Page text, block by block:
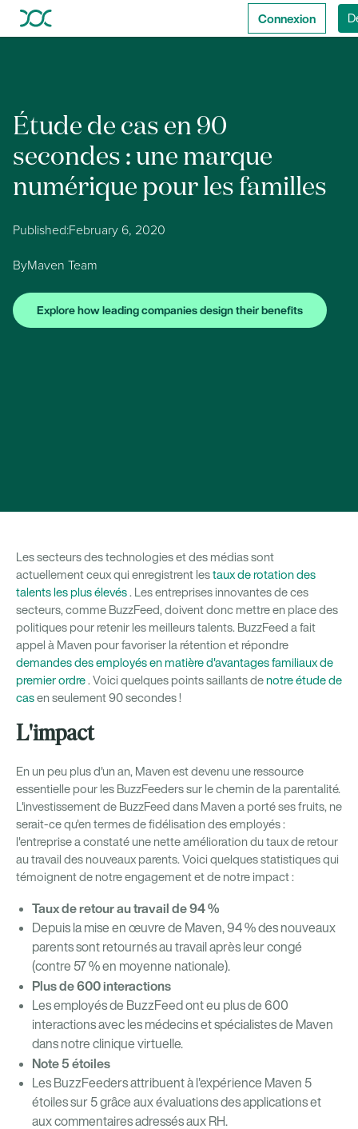
Connexion
Étude de cas en 90
secondes : une marque
numérique pour les familles
Published:February 6, 2020
ByMaven Team
Explore how leading companies design their benefits
Les secteurs des technologies et des médias sont
actuellement ceux qui enregistrent lestaux de rotation des
talents les plus élevés. Les entreprises innovantes de ces
secteurs, comme BuzzFeed, doivent donc mettre en place des
politiques pour retenir les meilleurs talents. BuzzFeed a fait
appel à Maven pour favoriser la rétention et répondre
demandes des employés en matière d'avantages familiaux de
premier ordre. Voici quelques points saillants denotre étude de
casen seulement 90 secondes !
L'impact
En un peu plus d'un an, Maven est devenu une ressource
essentielle pour les BuzzFeeders sur le chemin de la parentalité.
L'investissement de BuzzFeed dans Maven a porté ses fruits, ne
serait-ce qu'en termes de fidélisation des employés :
l'entreprise a constaté une nette amélioration du taux de retour
au travail des nouveaux parents. Voici quelques statistiques qui
témoignent de notre engagement et de notre impact :
Taux de retour au travail de 94 %
Depuis la mise en œuvre de Maven, 94 % des nouveaux
parents sont retournés au travail après leur congé
(contre 57 % en moyenne nationale).
Plus de 600 interactions
Les employés de BuzzFeed ont eu plus de 600
interactions avec les médecins et spécialistes de Maven
dans notre clinique virtuelle.
Note 5 étoiles
Les BuzzFeeders attribuent à l'expérience Maven 5
étoiles sur 5 grâce aux évaluations des applications et
aux commentaires adressés aux RH.